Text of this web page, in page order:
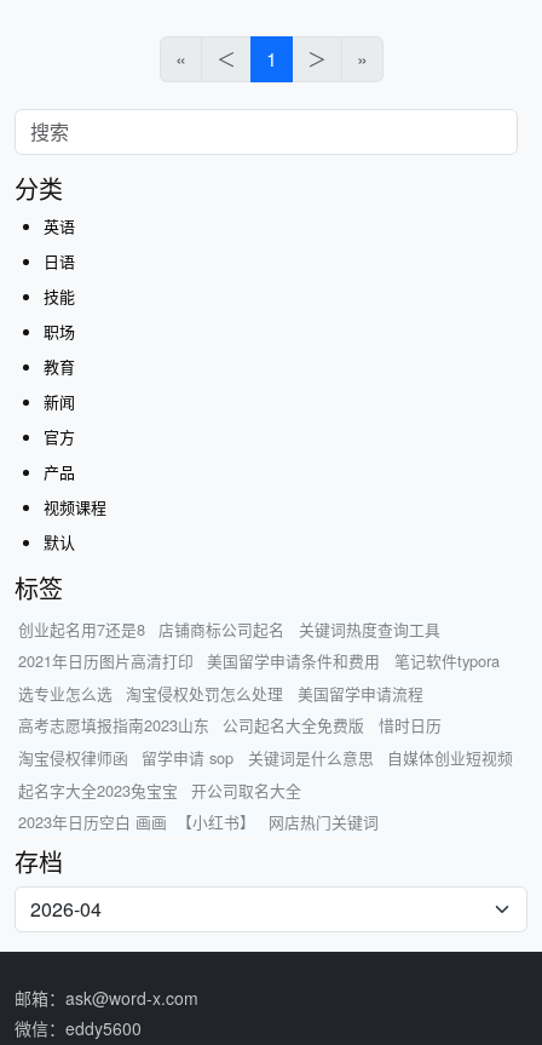
« ＜ 1 ＞ »
分类
英语
日语
技能
职场
教育
新闻
官方
产品
视频课程
默认
标签
创业起名用7还是8 店铺商标公司起名
关键词热度查询工具
2021年日历图片高清打印
美国留学申请条件和费用
笔记软件typora
选专业怎么选
淘宝侵权处罚怎么处理
美国留学申请流程
高考志愿填报指南2023山东
公司起名大全免费版
惜时日历
淘宝侵权律师函
留学申请 sop 关键词是什么意思
自媒体创业短视频
起名字大全2023兔宝宝
开公司取名大全
2023年日历空白 画画 【小红书】
网店热门关键词
存档
邮箱：ask@word-x.com
微信：eddy5600